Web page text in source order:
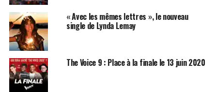
« Avec les mêmes lettres », le nouveau
single de Lynda Lemay
The Voice 9 : Place à la finale le 13 juin 2020